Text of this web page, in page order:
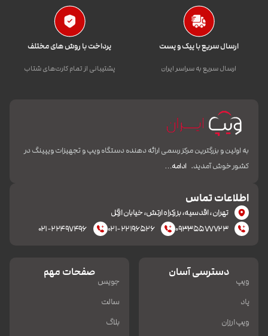
ارسال سریع با پیک و پست
ارسال سریع به سراسر ایران
پرداخت با روش های مختلف
پشتیبانی از تمام کارت‌های شتاب
به اولین و بزرگترین مرکز رسمی ارائه دهنده دستگاه ویپ و تجهیزات ویپینگ در
کشور خوش آمدید. ادامه…
اطلاعات تماس
تهران، اقدسیه، بزرکراه ارتش، خیابان ازگل
۰۹۳۳۵۵۷۷۷۲۳
۰۲۱-۲۲۱۹۶۵۲۶ ۰۲۱-۲۲۴۹۷۴۹۶
دسترسی آسان
ویپ
پاد
ویپ ارزان
صفحات مهم
جویس
سالت
بلاگ